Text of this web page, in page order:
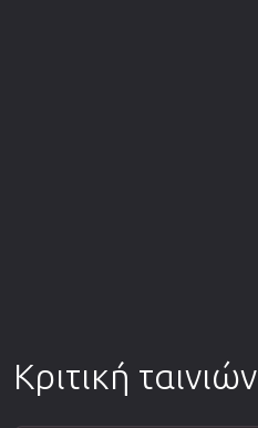
Κριτική ταινιών